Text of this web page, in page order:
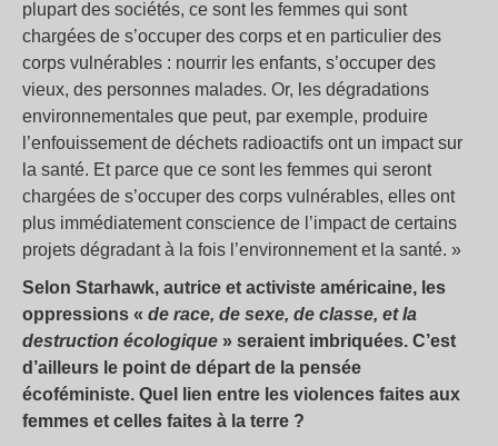
plupart des sociétés, ce sont les femmes qui sont
chargées de s’occuper des corps et en particulier des
corps vulnérables : nourrir les enfants, s’occuper des
vieux, des personnes malades. Or, les dégradations
environnementales que peut, par exemple, produire
l’enfouissement de déchets radioactifs ont un impact sur
la santé. Et parce que ce sont les femmes qui seront
chargées de s’occuper des corps vulnérables, elles ont
plus immédiatement conscience de l’impact de certains
projets dégradant à la fois l’environnement et la santé. »
Selon Starhawk, autrice et activiste américaine, les
oppressions « de race, de sexe, de classe, et la
destruction écologique » seraient imbriquées. C’est
d’ailleurs le point de départ de la pensée
écoféministe. Quel lien entre les violences faites aux
femmes et celles faites à la terre ?